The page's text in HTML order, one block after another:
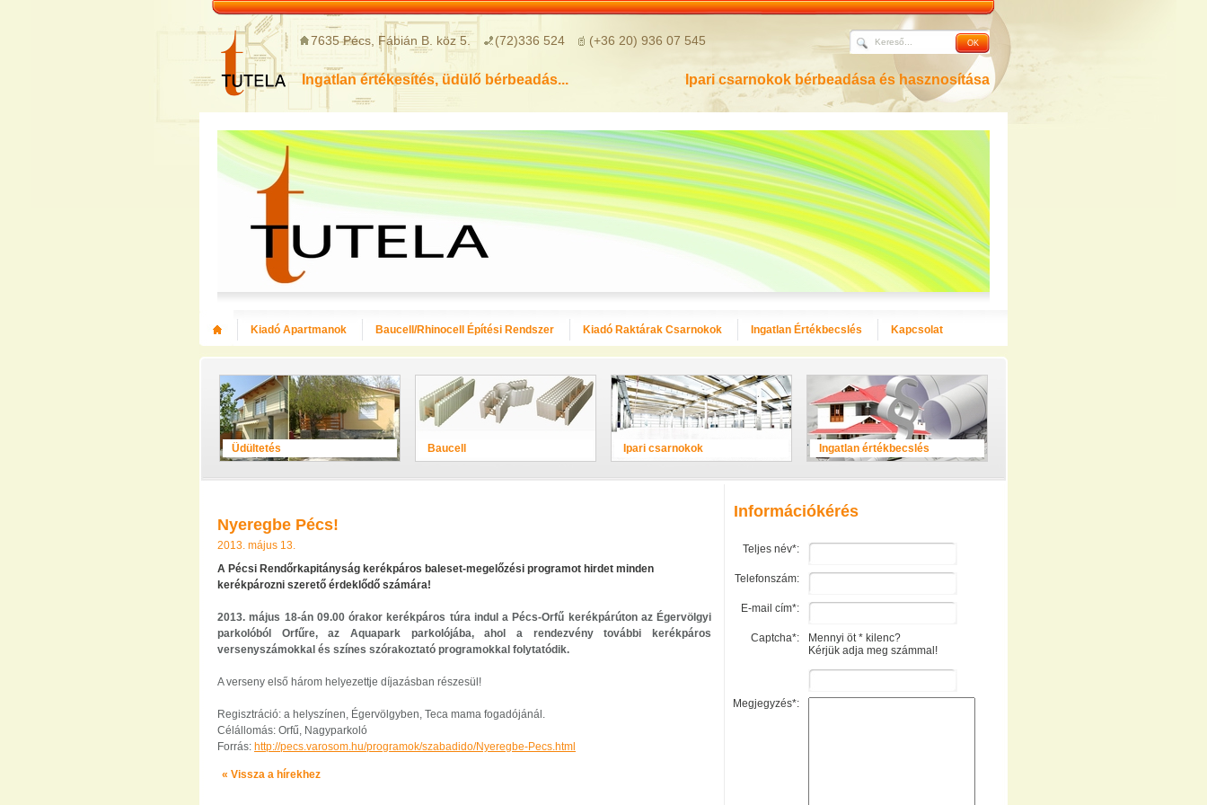
7635 Pécs, Fábián B. köz 5. (72)336 524 (+36 20) 936 07 545
Ingatlan értékesítés, üdülő bérbeadás... Ipari csarnokok bérbeadása és hasznosítása
Kiadó Apartmanok Baucell/Rhinocell Építési Rendszer Kiadó Raktárak Csarnokok Ingatlan Értékbecslés Kapcsolat
Üdültetés Baucell Ipari csarnokok Ingatlan értékbecslés
Nyeregbe Pécs!
2013. május 13.
A Pécsi Rendőrkapitányság kerékpáros baleset-megelőzési programot hirdet minden
kerékpározni szerető érdeklődő számára!
2013. május 18-án 09.00 órakor kerékpáros túra indul a Pécs-Orfű kerékpárúton az Égervölgyi
parkolóból Orfűre, az Aquapark parkolójába,
ahol a rendezvény további kerékpáros
versenyszámokkal és színes szórakoztató programokkal folytatódik.
A verseny első három helyezettje díjazásban részesül!
Regisztráció: a helyszínen, Égervölgyben, Teca mama fogadójánál.
Célállomás: Orfű, Nagyparkoló
Forrás: http://pecs.varosom.hu/programok/szabadido/Nyeregbe-Pecs.html
« Vissza a hírekhez
Információkérés
Teljes név*:
Telefonszám:
E-mail cím*:
Captcha*:
Mennyi öt * kilenc?
Kérjük adja meg számmal!
Megjegyzés*: